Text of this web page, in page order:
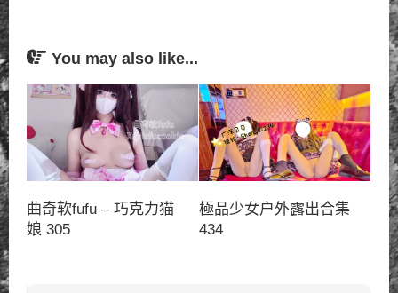
You may also like...
曲奇软fufu – 巧克力猫
娘 305
極品少女户外露出合集
434